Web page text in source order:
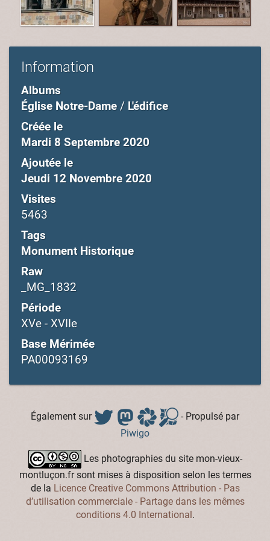
Information
Albums
Église Notre-Dame/ L'édifice
Créée le
Mardi 8 Septembre 2020
Ajoutée le
Jeudi 12 Novembre 2020
Visites
5463
Tags
Monument Historique
Raw
_MG_1832
Période
XVe - XVIIe
Base Mérimée
PA00093169
Également sur
- Propulsé par
Piwigo
Les photographies du site mon-vieux-
montluçon.fr sont mises à disposition selon les termes
de la Licence Creative Commons Attribution - Pas
d’utilisation commerciale - Partage dans les mêmes
conditions 4.0 International.